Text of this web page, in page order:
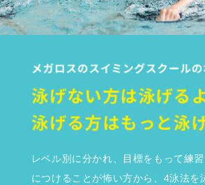
健やかに。
SWIMMING
レベル別に分かれ、目標をもって練
につけることが怖い方から、4泳法を